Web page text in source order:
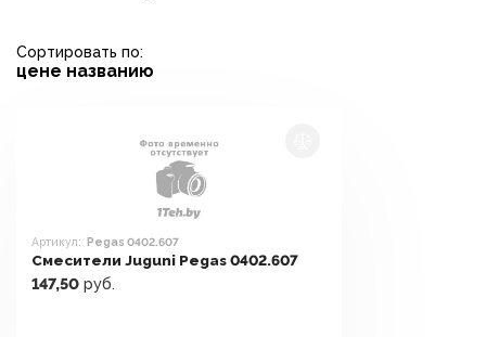
Сортировать по:
цене названию
Артикул: Pegas 0402.607
Смесители Juguni Pegas 0402.607
147,50 руб.